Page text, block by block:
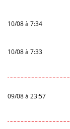
10/08 à 7:34
10/08 à 7:33
09/08 à 23:57